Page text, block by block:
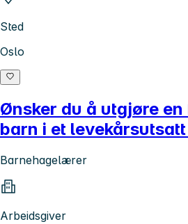
Sted
Oslo
Ønsker du å utgjøre
barn i et
Barnehagelærer
Arbeidsgiver